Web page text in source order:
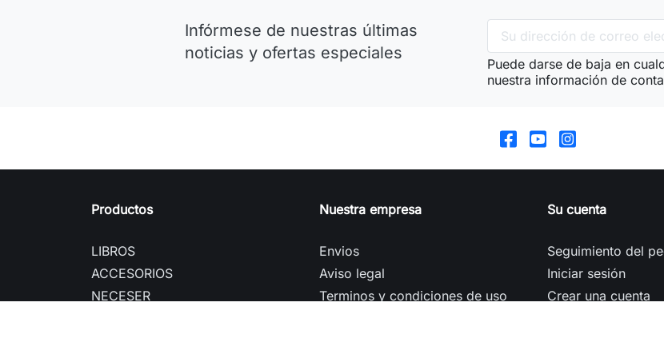
Infórmese de nuestras últimas
noticias y ofertas especiales
Puede darse de baja en
nuestra información de
Productos
LIBROS
ACCESORIOS
NECESER
Nuestra empresa
Envios
Aviso legal
Terminos y condiciones de uso
Su cuenta
Seguimiento del
Iniciar sesión
Crear una cuenta